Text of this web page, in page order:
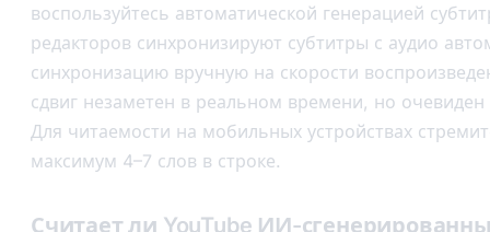
воспользуйтесь автоматической генерацией
редакторов синхронизируют субтитры с аудио
синхронизацию вручную на скорости
сдвиг незаметен в реальном времени, но
Для читаемости на мобильных устройствах
максимум 4–7 слов в строке.
Считает ли YouTube ИИ-